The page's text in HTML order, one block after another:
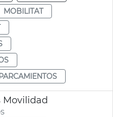
MOBILITAT
Movilidad